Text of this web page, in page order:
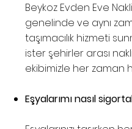
Beykoz Evden Eve
genelinde ve aynı
taşımacılık hizmeti
ister şehirler arası
ekibimizle her zaman
Eşyalarımı nasıl